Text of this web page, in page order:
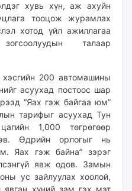
хувь хүн, аж ахуйн
тооцож журамлах
хотод үйл ажиллагаа
талаар
200 автомашины
асуухад постоос шар
“Яах гэж байгаа юм”
тарифыг асуухад Тун
1,000 төгрөгөөр
Өдрийн орлогыг нь
Яах гэж байна” зэрэг
явж одов. Замын
ус зайлуулах хоолой,